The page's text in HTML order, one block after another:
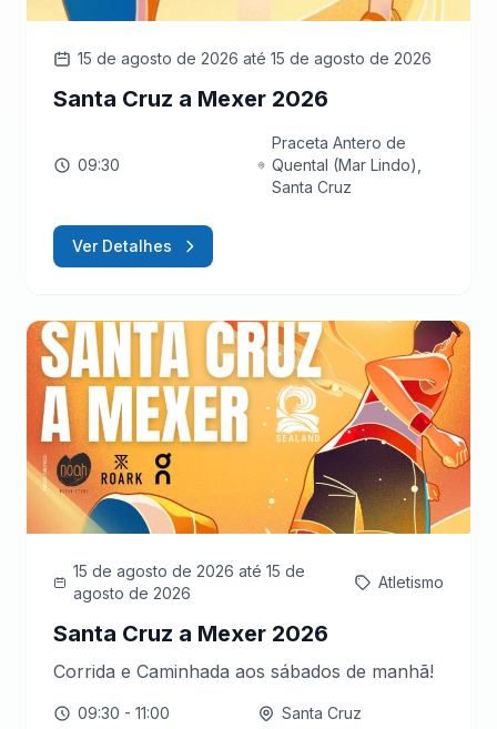
15 de agosto de 2026 até 15 de agosto de 2026
Santa Cruz a Mexer 2026
09:30
Praceta Antero de
Quental (Mar Lindo),
Santa Cruz
Ver Detalhes
15 de agosto de 2026 até 15 de
agosto de 2026
Atletismo
Santa Cruz a Mexer 2026
Corrida e Caminhada aos sábados de manhã!
09:30 - 11:00 Santa Cruz